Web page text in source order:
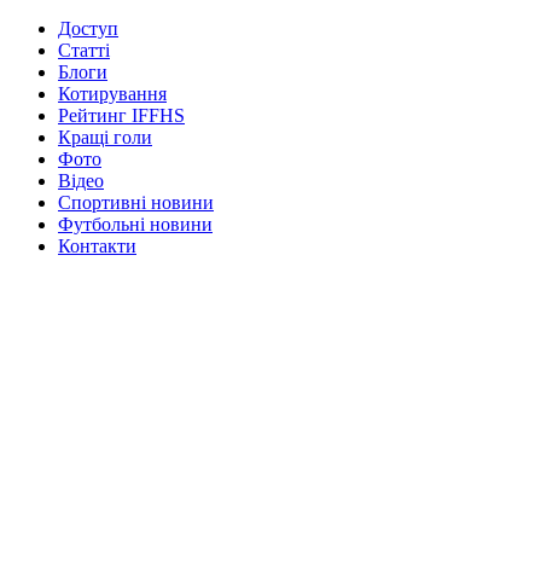
Доступ
Статті
Блоги
Котирування
Рейтинг IFFHS
Кращі голи
Фото
Відео
Спортивні новини
Футбольні новини
Контакти